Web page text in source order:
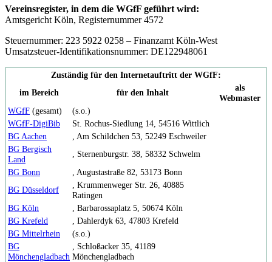
Vereinsregister, in dem die WGfF geführt wird:
Amtsgericht Köln, Registernummer 4572
Steuernummer: 223 5922 0258 – Finanzamt Köln-West
Umsatzsteuer-Identifikationsnummer: DE122948061
Zuständig für den Internetauftritt der WGfF:
im Bereich
für den Inhalt
als
Webmaster
WGfF (gesamt)
(s.o.)
WGfF-DigiBib
St. Rochus-Siedlung 14, 54516 Wittlich
BG Aachen
, Am Schildchen 53, 52249 Eschweiler
BG Bergisch
Land
, Sternenburgstr. 38, 58332 Schwelm
BG Bonn
, Augustastraße 82, 53173 Bonn
BG Düsseldorf
, Krummenweger Str. 26, 40885
Ratingen
BG Köln
, Barbarossaplatz 5, 50674 Köln
BG Krefeld
, Dahlerdyk 63, 47803 Krefeld
BG Mittelrhein
(s.o.)
BG
Mönchengladbach
, Schloßacker 35, 41189
Mönchengladbach